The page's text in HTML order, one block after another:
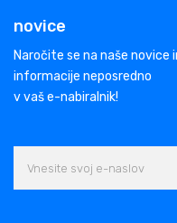
novice
Naročite se na naše novice
informacije neposredno
v vaš e-nabiralnik!